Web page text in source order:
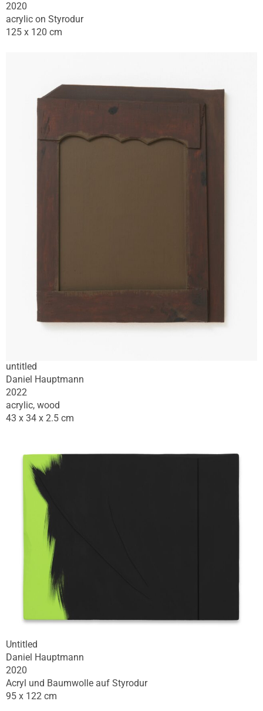
2020
acrylic on Styrodur
125 x 120 cm
untitled
Daniel Hauptmann
2022
acrylic, wood
43 x 34 x 2.5 cm
Untitled
Daniel Hauptmann
2020
Acryl und Baumwolle auf Styrodur
95 x 122 cm